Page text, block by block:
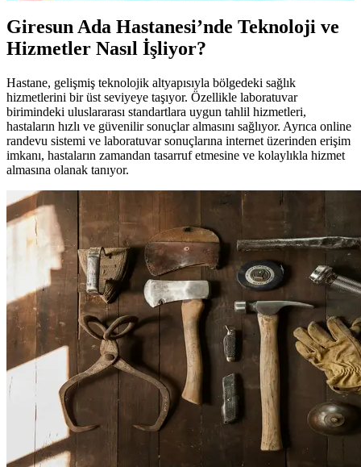
Giresun Ada Hastanesi’nde Teknoloji ve
Hizmetler Nasıl İşliyor?
Hastane, gelişmiş teknolojik altyapısıyla bölgedeki sağlık
hizmetlerini bir üst seviyeye taşıyor. Özellikle laboratuvar
birimindeki uluslararası standartlara uygun tahlil hizmetleri,
hastaların hızlı ve güvenilir sonuçlar almasını sağlıyor. Ayrıca online
randevu sistemi ve laboratuvar sonuçlarına internet üzerinden erişim
imkanı, hastaların zamandan tasarruf etmesine ve kolaylıkla hizmet
almasına olanak tanıyor.